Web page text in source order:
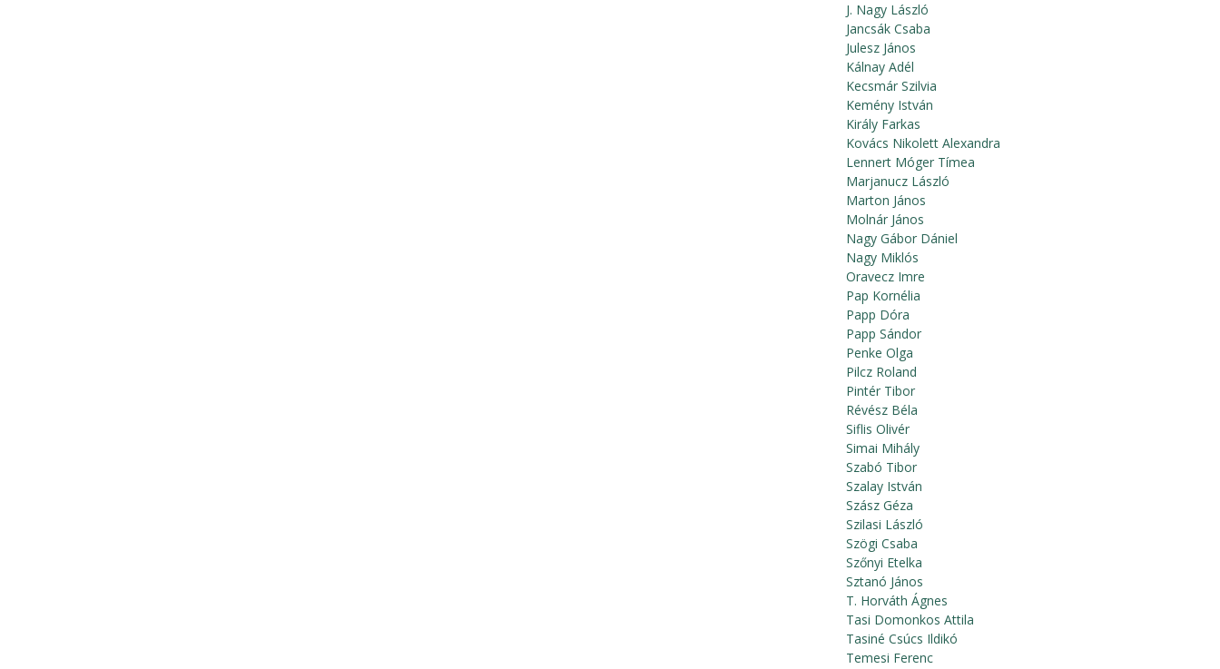
J. Nagy László
Jancsák Csaba
Julesz János
Kálnay Adél
Kecsmár Szilvia
Kemény István
Király Farkas
Kovács Nikolett Alexandra
Lennert Móger Tímea
Marjanucz László
Marton János
Molnár János
Nagy Gábor Dániel
Nagy Miklós
Oravecz Imre
Pap Kornélia
Papp Dóra
Papp Sándor
Penke Olga
Pilcz Roland
Pintér Tibor
Révész Béla
Siflis Olivér
Simai Mihály
Szabó Tibor
Szalay István
Szász Géza
Szilasi László
Szögi Csaba
Szőnyi Etelka
Sztanó János
T. Horváth Ágnes
Tasi Domonkos Attila
Tasiné Csúcs Ildikó
Temesi Ferenc